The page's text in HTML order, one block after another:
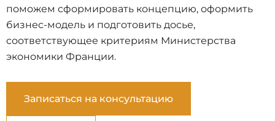
поможем сформировать концепцию, оформить
бизнес-модель и подготовить досье,
соответствующее критериям Министерства
экономики Франции.
Записаться на консультацию